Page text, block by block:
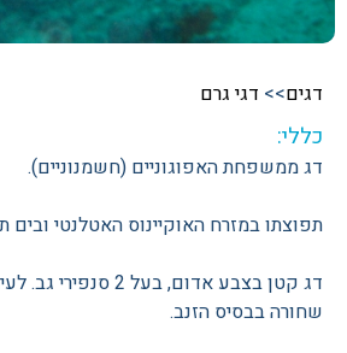
דגים>> דגי גרם
כללי:
דג ממשפחת האפוגוניים (חשמנוניים).
תפוצתו במזרח האוקיינוס האטלנטי ובים
דג קטן בצבע אדום, בעל
שחורה בבסיס הזנב.